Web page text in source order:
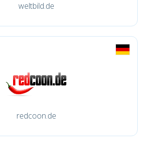
weltbild.de
redcoon.de